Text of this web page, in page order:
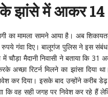
झांसे में आकर 14
का मामला सामने आया है। अब
गंवा दिए। बालूगंज पुलिस ने इस संबंध
मैदानी निवासी ने बताया कि 31
रिटर्न मिलने का झांसा दिया
कर दिया। इसके बाद उन्होंने करीब
कि वह सही जगह पर निवेश कर रहे हैं